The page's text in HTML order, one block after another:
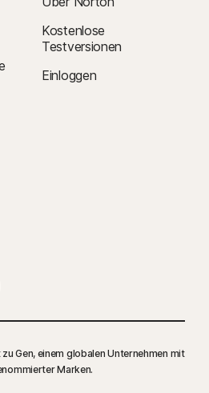
Kostenlose
Testversionen
Einloggen
Gen, einem globalen Unternehmen mit
Marken.